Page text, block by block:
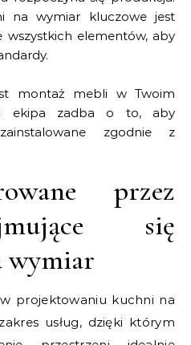
na wymiar kluczowe jest
wszystkich elementów, aby
montaż mebli w Twoim
ekipa zadba o to, aby
zgodnie z
przez
się
wymiar
projektowaniu kuchni na
usług, dzięki którym